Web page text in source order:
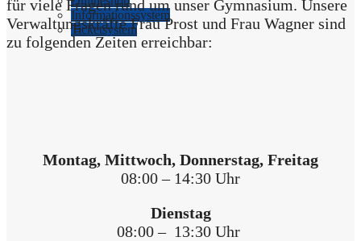
Infor­ma­ti­ons­sy­stem
Ticket­sy­stem
für vie­le Fra­gen rund um unser Gym­na­si­um. Unse­re
Ver­wal­tungs­kräf­te Frau Prost und Frau Wag­ner sind
zu fol­gen­den Zei­ten erreichbar:
Mon­tag, Mitt­woch, Don­ners­tag, Frei­tag
08:00 – 14:30 Uhr
Diens­tag
08:00 – 13:30 Uhr